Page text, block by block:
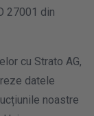
27001 din
cu Strato AG,
datele
noastre